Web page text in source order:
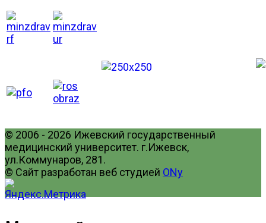
© 2006 - 2026 Ижевский государственный
медицинский университет. г.Ижевск,
ул.Коммунаров, 281.
© Сайт разработан веб студией ONy